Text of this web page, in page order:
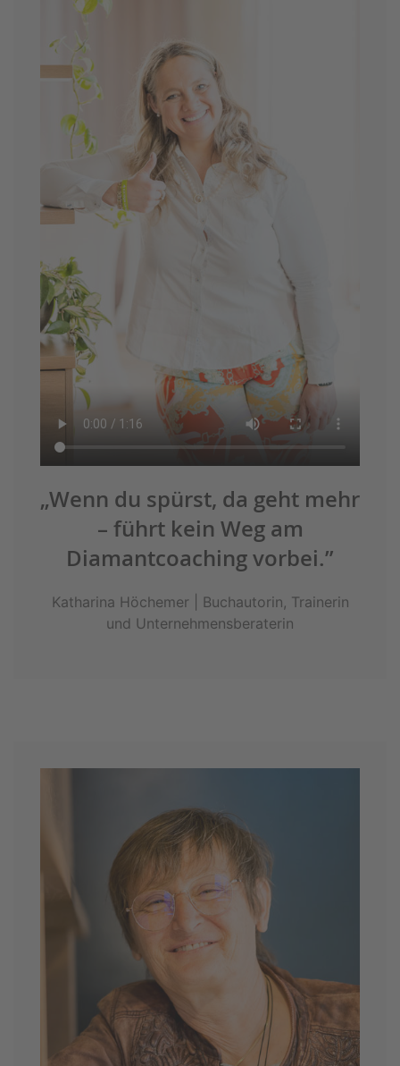
„Wenn du spürst, da geht mehr
– führt kein Weg am
Diamantcoaching vorbei.”
Katharina Höchemer | Buchautorin, Trainerin
und Unternehmensberaterin